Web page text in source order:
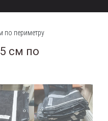
по периметру
см по